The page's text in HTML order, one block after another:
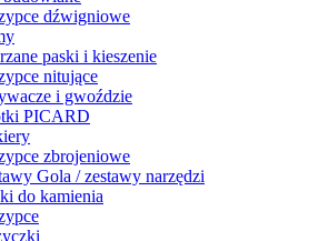
dźwigniowe
paski i kieszenie
nitujące
i gwoździe
PICARD
zbrojeniowe
Gola / zestawy narzędzi
do kamienia